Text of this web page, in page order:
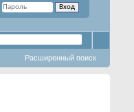
Расширенный поиск